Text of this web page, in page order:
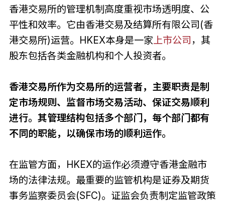
香港交易所的管理机制高度重视市场透明度、公
平性和效率。它由香港交易及结算所有限公司(香
港交易所)运营。HKEX本身是一家 上市公司 ，其
股东包括各类金融机构和个人投资者。
香港交易所作为交易所的运营者，主要职责是制
定市场规则、监督市场交易活动、保证交易顺利
进行。其管理结构包括多个部门，每个部门都有
不同的职能，以确保市场的顺利运作。
在监管方面，HKEX的运作必须遵守香港金融市
场的法律法规。最重要的监管机构是证券及期货
事务监察委员会(SFC)。证监会负责制定监管政策